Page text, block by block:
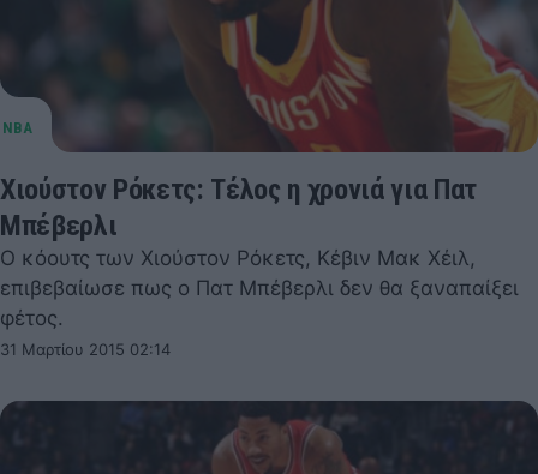
Χιούστον Ρόκετς: Τέλος η χρονιά για Πατ
Μπέβερλι
Ο κόουτς των Χιούστον Ρόκετς, Κέβιν Μακ Χέιλ,
επιβεβαίωσε πως ο Πατ Μπέβερλι δεν θα ξαναπαίξει
φέτος.
31 Μαρτίου 2015 02:14